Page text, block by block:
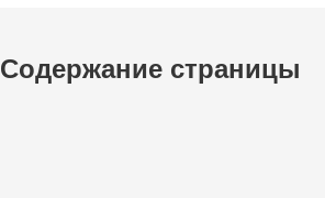
Содержание страницы